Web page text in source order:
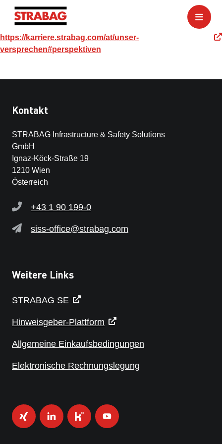
https://karriere.strabag.com/at/unser-
versprechen#perspektiven
Kontakt
STRABAG Infrastructure & Safety Solutions
GmbH
Ignaz-Köck-Straße 19
1210 Wien
Österreich
+43 1 90 199-0
siss-office@strabag.com
Weitere Links
STRABAG SE
Hinweisgeber-Plattform
Allgemeine Einkaufsbedingungen
Elektronische Rechnungslegung